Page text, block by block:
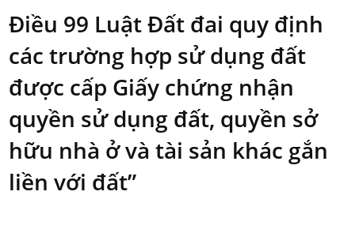
Điều 99 Luật Đất đai quy định
các trường hợp sử dụng đất
được cấp Giấy chứng nhận
quyền sử dụng đất, quyền sở
hữu nhà ở và tài sản khác gắn
liền với đất”